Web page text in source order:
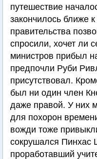
путешествие
закончилось ближе
правительства
спросили, хочет ли
министров прибыл
предпочли Руби
присутствовал.
был ни один член
даже правой. У них
для похорон
вожди тоже
сокрушался Пинхас
проработавший